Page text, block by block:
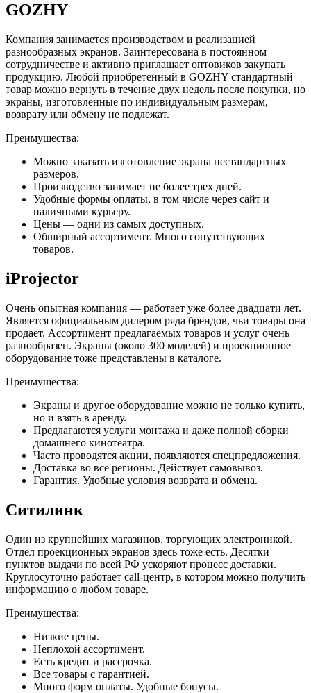
GOZHY
Компания занимается производством и реализацией
разнообразных экранов. Заинтересована в постоянном
сотрудничестве и активно приглашает оптовиков закупать
продукцию. Любой приобретенный в GOZHY стандартный
товар можно вернуть в течение двух недель после покупки, но
экраны, изготовленные по индивидуальным размерам,
возврату или обмену не подлежат.
Преимущества:
Можно заказать изготовление экрана нестандартных
размеров.
Производство занимает не более трех дней.
Удобные формы оплаты, в том числе через сайт и
наличными курьеру.
Цены — одни из самых доступных.
Обширный ассортимент. Много сопутствующих
товаров.
iProjector
Очень опытная компания — работает уже более двадцати лет.
Является официальным дилером ряда брендов, чьи товары она
продает. Ассортимент предлагаемых товаров и услуг очень
разнообразен. Экраны (около 300 моделей) и проекционное
оборудование тоже представлены в каталоге.
Преимущества:
Экраны и другое оборудование можно не только купить,
но и взять в аренду.
Предлагаются услуги монтажа и даже полной сборки
домашнего кинотеатра.
Часто проводятся акции, появляются спецпредложения.
Доставка во все регионы. Действует самовывоз.
Гарантия. Удобные условия возврата и обмена.
Ситилинк
Один из крупнейших магазинов, торгующих электроникой.
Отдел проекционных экранов здесь тоже есть. Десятки
пунктов выдачи по всей РФ ускоряют процесс доставки.
Круглосуточно работает call-центр, в котором можно получить
информацию о любом товаре.
Преимущества:
Низкие цены.
Неплохой ассортимент.
Есть кредит и рассрочка.
Все товары с гарантией.
Много форм оплаты. Удобные бонусы.